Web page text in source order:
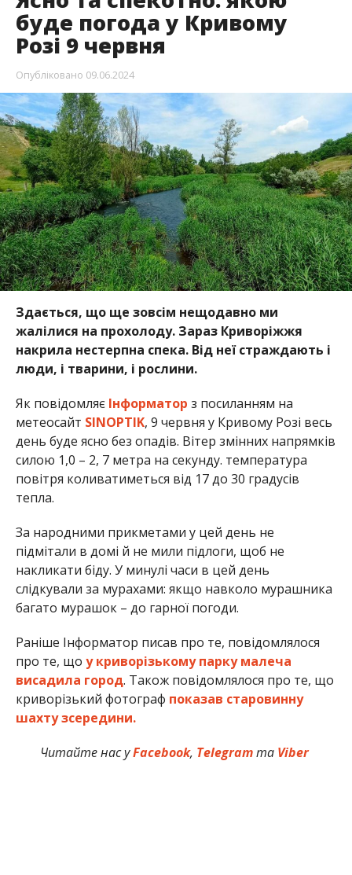
буде погода у Кривому
Розі 9 червня
Опубліковано 09.06.2024
Здається, що ще зовсім нещодавно ми
жалілися на прохолоду. Зараз Криворіжжя
накрила нестерпна спека. Від неї страждають і
люди, і тварини, і рослини.
Як повідомляє Інформатор з посиланням на
метеосайт SINOPTIK, 9 червня у Кривому Розі весь
день буде ясно без опадів. Вітер змінних напрямків
силою 1,0 – 2, 7 метра на секунду. температура
повітря коливатиметься від 17 до 30 градусів
тепла.
За народними прикметами у цей день не
підмітали в домі й не мили підлоги, щоб не
накликати біду. У минулі часи в цей день
слідкували за мурахами: якщо навколо мурашника
багато мурашок – до гарної погоди.
Раніше Інформатор писав про те, повідомлялося
про те, що у криворізькому парку малеча
висадила город. Також повідомлялося про те, що
криворізький фотограф показав старовинну
шахту зсередини.
Читайте нас уFacebook, Telegramта Viber